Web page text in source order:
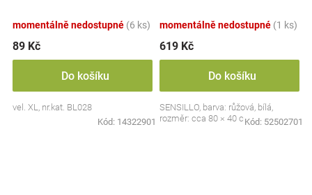
momentálně nedostupné (6 ks)
89 Kč
Do košíku
vel. XL, nr.kat. BL028
Kód: 14322901
momentálně nedostupné (1 ks)
619 Kč
Do košíku
SENSILLO, barva: růžová, bílá,
rozměr: cca 80 × 40 cmKód: 52502701